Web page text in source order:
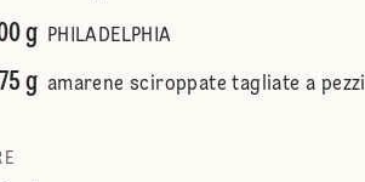
g PHILADELPHIA
75 g amarene sciroppate tagliate a pezzi